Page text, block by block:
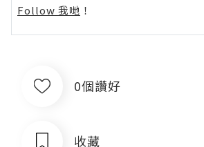
Follow 我哋 ！
0個讚好
收藏